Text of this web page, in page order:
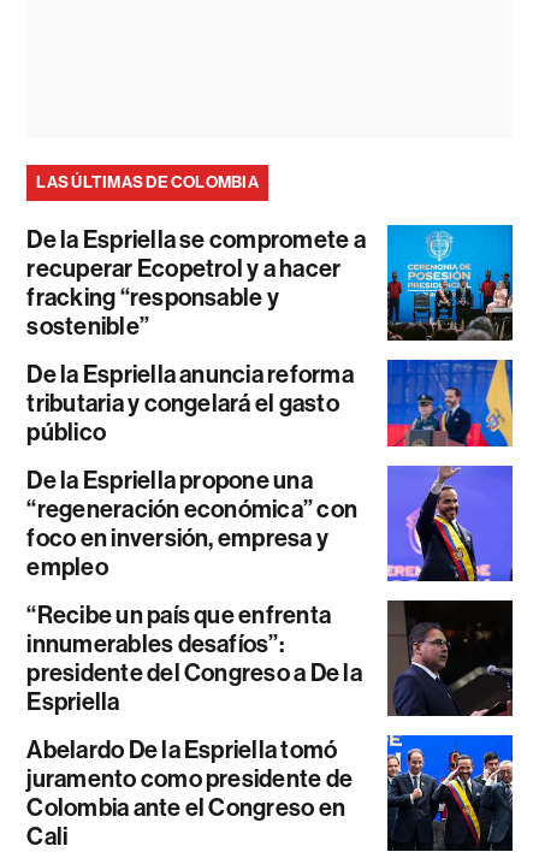
LAS ÚLTIMAS DE COLOMBIA
De la Espriella se compromete a
recuperar Ecopetrol y a hacer
fracking “responsable y
sostenible”
De la Espriella anuncia reforma
tributaria y congelará el gasto
público
De la Espriella propone una
“regeneración económica” con
foco en inversión, empresa y
empleo
“Recibe un país que enfrenta
innumerables desafíos”:
presidente del Congreso a De la
Espriella
Abelardo De la Espriella tomó
juramento como presidente de
Colombia ante el Congreso en
Cali